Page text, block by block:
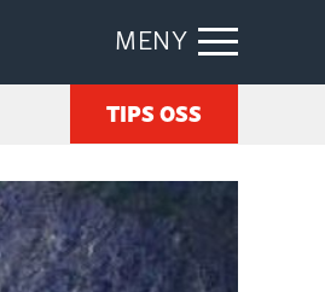
MENY
TIPS OSS